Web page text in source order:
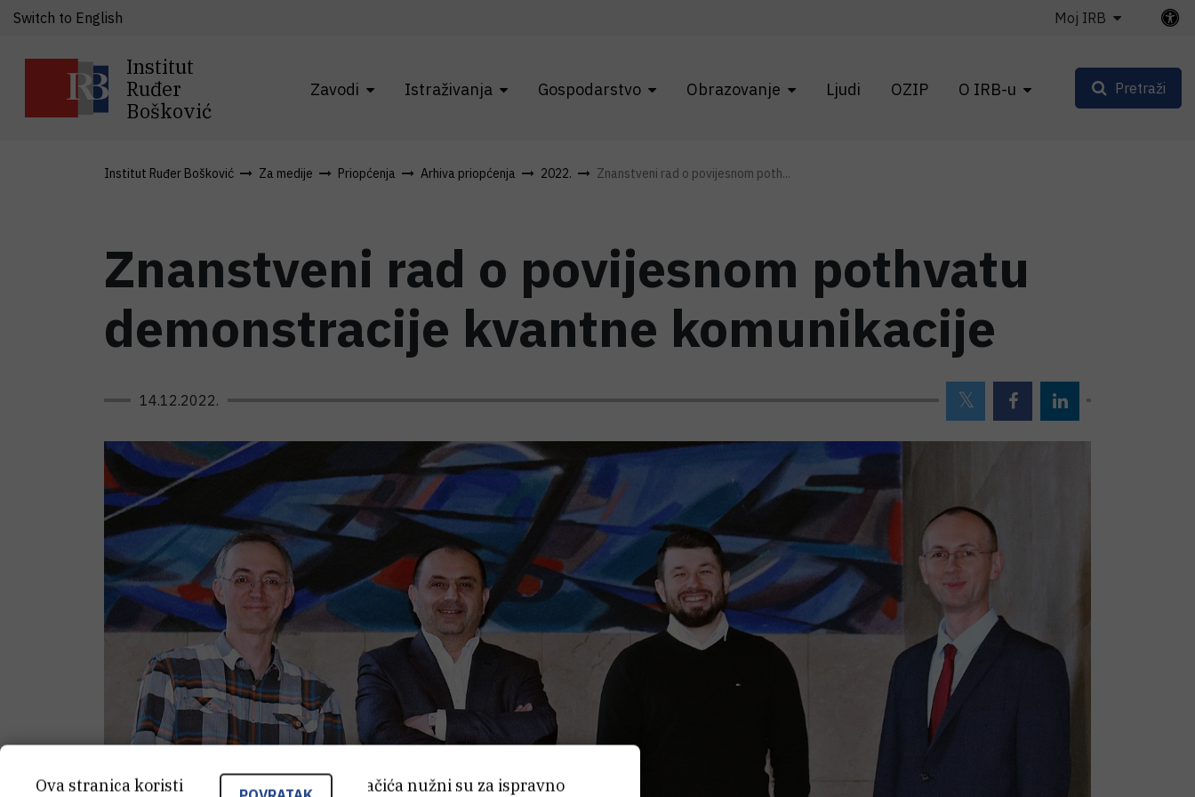
Institut
Ruđer
Bošković
Zavodi Istraživanja Gospodarstvo Obrazovanje Ljudi OZIP O IRB-u
Switch to English Moj IRB
Pretraži
Institut Ruđer Bošković Za medije Priopćenja Arhiva priopćenja 2022. Znanstveni rad o povijesnom poth...
Znanstveni rad o povijesnom pothvatu
demonstracije kvantne komunikacije
14.12.2022.
Ova stranica koristi kolačiće. Neki od tih kolačića nužni su za ispravno